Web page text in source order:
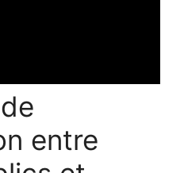
entre